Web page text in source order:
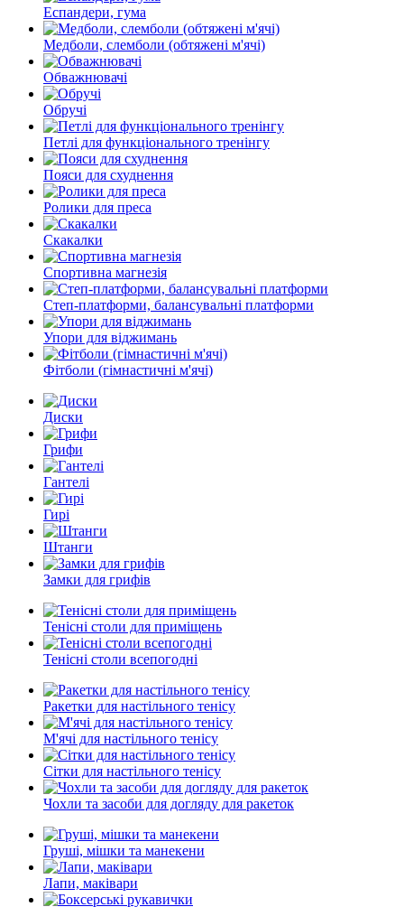
Еспандери, гума
Медболи, слемболи (обтяжені м'ячі)
Обважнювачі
Обручі
Петлі для функціонального тренінгу
Пояси для схуднення
Ролики для преса
Скакалки
Спортивна магнезія
Степ-платформи, балансувальні платформи
Упори для віджимань
Фітболи (гімнастичні м'ячі)
Диски
Грифи
Гантелі
Гирі
Штанги
Замки для грифів
Тенісні столи для приміщень
Тенісні столи всепогодні
Ракетки для настільного тенісу
М'ячі для настільного тенісу
Сітки для настільного тенісу
Чохли та засоби для догляду для ракеток
Груші, мішки та манекени
Лапи, маківари